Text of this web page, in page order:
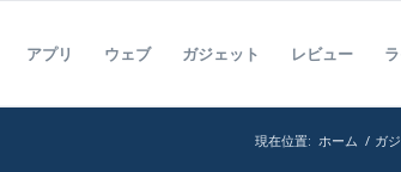
アプリ ウェブ ガジェット レビュー
現在位置: ホーム / ガ